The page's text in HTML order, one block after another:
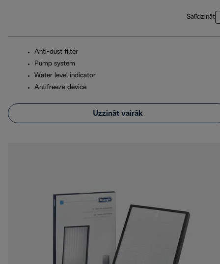
Salīdzināt
Anti-dust filter
Pump system
Water level indicator
Antifreeze device
Uzzināt vairāk